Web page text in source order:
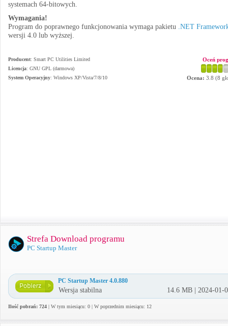
systemach 64-bitowych.
Wymagania!
Program do poprawnego funkcjonowania wymaga pakietu .NET
wersji 4.0 lub wyższej.
Producent: Smart PC Utilities Limited
Licencja: GNU GPL (darmowa)
System Operacyjny: Windows XP/Vista/7/8/10
Oceń
Ocena: 3.8 (8
Strefa Download programu
PC Startup Master
PC Startup Master 4.0.880
Wersja stabilna 14.6 MB | 2024-01-
Ilość pobrań: 724 | W tym miesiącu: 0 | W poprzednim miesiącu: 12